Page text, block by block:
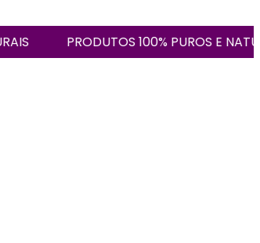
PRODUTOS 100% PUROS E NATURAIS